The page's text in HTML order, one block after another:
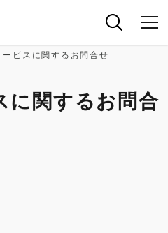
ービスに関するお問合せ
に関するお問合